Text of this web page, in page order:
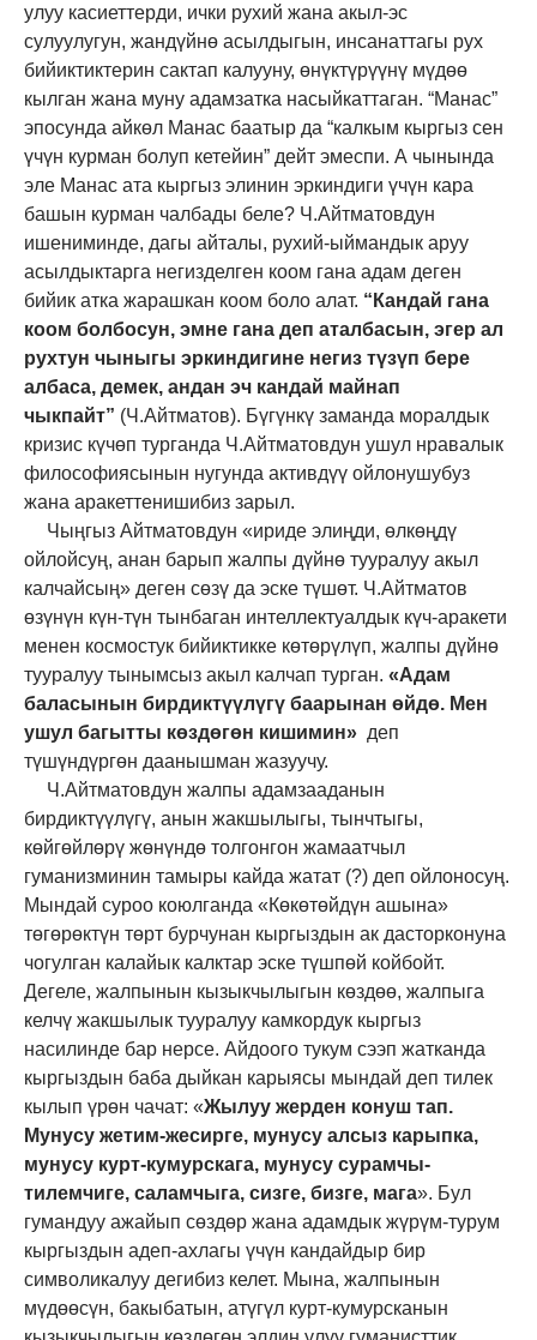
улуу касиеттерди, ички рухий жана акыл-эс
сулуулугун, жандүйнө асылдыгын, инсанаттагы рух
бийиктиктерин сактап калууну, өнүктүрүүнү мүдөө
кылган жана муну адамзатка насыйкаттаган. “Манас”
эпосунда айкөл Манас баатыр да “калкым кыргыз сен
үчүн курман болуп кетейин” дейт эмеспи. А чынында
эле Манас ата кыргыз элинин эркиндиги үчүн кара
башын курман чалбады беле? Ч.Айтматовдун
ишениминде, дагы айталы, рухий-ыймандык аруу
асылдыктарга негизделген коом гана адам деген
бийик атка жарашкан коом боло алат. “Кандай гана
коом болбосун, эмне гана деп аталбасын, эгер ал
рухтун чыныгы эркиндигине негиз түзүп бере
албаса, демек, андан эч кандай майнап
чыкпайт” (Ч.Айтматов). Бүгүнкү заманда моралдык
кризис күчөп турганда Ч.Айтматовдун ушул нравалык
философиясынын нугунда активдүү ойлонушубуз
жана аракеттенишибиз зарыл.
Чыңгыз Айтматовдун «ириде элиңди, өлкөңдү
ойлойсуң, анан барып жалпы дүйнө тууралуу акыл
калчайсың» деген сөзү да эске түшөт. Ч.Айтматов
өзүнүн күн-түн тынбаган интеллектуалдык күч-аракети
менен космостук бийиктикке көтөрүлүп, жалпы дүйнө
тууралуу тынымсыз акыл калчап турган. «Адам
баласынын бирдиктүүлүгү баарынан өйдө. Мен
ушул багытты көздөгөн кишимин» деп
түшүндүргөн даанышман жазуучу.
Ч.Айтматовдун жалпы адамзааданын
бирдиктүүлүгү, анын жакшылыгы, тынчтыгы,
көйгөйлөрү жөнүндө толгонгон жамаатчыл
гуманизминин тамыры кайда жатат (?) деп ойлоносуң.
Мындай суроо коюлганда «Көкөтөйдүн ашына»
төгөрөктүн төрт бурчунан кыргыздын ак дасторконуна
чогулган калайык калктар эске түшпөй койбойт.
Дегеле, жалпынын кызыкчылыгын көздөө, жалпыга
келчү жакшылык тууралуу камкордук кыргыз
насилинде бар нерсе. Айдоого тукум сээп жатканда
кыргыздын баба дыйкан карыясы мындай деп тилек
кылып үрөн чачат: «Жылуу жерден конуш тап.
Мунусу жетим-жесирге, мунусу алсыз карыпка,
мунусу курт-кумурскага, мунусу сурамчы-
тилемчиге, саламчыга, сизге, бизге, мага». Бул
гумандуу ажайып сөздөр жана адамдык жүрүм-турум
кыргыздын адеп-ахлагы үчүн кандайдыр бир
символикалуу дегибиз келет. Мына, жалпынын
мүдөөсүн, бакыбатын, атүгүл курт-кумурсканын